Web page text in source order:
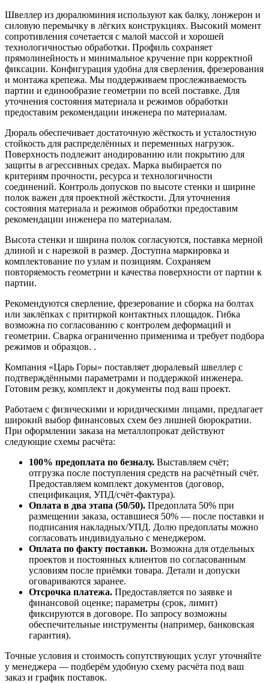
Швеллер из дюралюминия используют как балку, лонжерон и
силовую перемычку в лёгких конструкциях. Высокий момент
сопротивления сочетается с малой массой и хорошей
технологичностью обработки. Профиль сохраняет
прямолинейность и минимальное кручение при корректной
фиксации. Конфигурация удобна для сверления, фрезерования
и монтажа крепежа. Мы поддерживаем прослеживаемость
партии и единообразие геометрии по всей поставке. Для
уточнения состояния материала и режимов обработки
предоставим рекомендации инженера по материалам.
Дюраль обеспечивает достаточную жёсткость и усталостную
стойкость для распределённых и переменных нагрузок.
Поверхность подлежит анодированию или покрытию для
защиты в агрессивных средах. Марка выбирается по
критериям прочности, ресурса и технологичности
соединений. Контроль допусков по высоте стенки и ширине
полок важен для проектной жёсткости. Для уточнения
состояния материала и режимов обработки предоставим
рекомендации инженера по материалам.
Высота стенки и ширина полок согласуются, поставка мерной
длиной и с нарезкой в размер. Доступна маркировка и
комплектование по узлам и позициям. Сохраняем
повторяемость геометрии и качества поверхности от партии к
партии.
Рекомендуются сверление, фрезерование и сборка на болтах
или заклёпках с притиркой контактных площадок. Гибка
возможна по согласованию с контролем деформаций и
геометрии. Сварка ограниченно применима и требует подбора
режимов и образцов. .
Компания «Царь Горы» поставляет дюралевый швеллер с
подтверждёнными параметрами и поддержкой инженера.
Готовим резку, комплект и документы под ваш проект.
Работаем с физическими и юридическими лицами, предлагает
широкий выбор финансовых схем без лишней бюрократии.
При оформлении заказа на металлопрокат действуют
следующие схемы расчёта:
100% предоплата по безналу. Выставляем счёт;
отгрузка после поступления средств на расчётный счёт.
Предоставляем комплект документов (договор,
спецификация, УПД/счёт-фактура).
Оплата в два этапа (50/50). Предоплата 50% при
размещении заказа, оставшиеся 50% — после поставки и
подписания накладных/УПД. Долю предоплаты можно
согласовать индивидуально с менеджером.
Оплата по факту поставки. Возможна для отдельных
проектов и постоянных клиентов по согласованным
условиям после приёмки товара. Детали и допуски
оговариваются заранее.
Отсрочка платежа. Предоставляется по заявке и
финансовой оценке; параметры (срок, лимит)
фиксируются в договоре. По запросу возможны
обеспечительные инструменты (например, банковская
гарантия).
Точные условия и стоимость сопутствующих услуг уточняйте
у менеджера — подберём удобную схему расчёта под ваш
заказ и график поставок.